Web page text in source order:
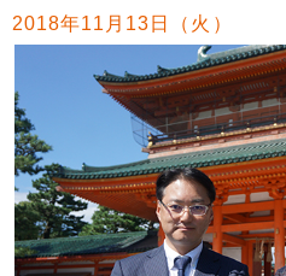
2018年11月13日（火）